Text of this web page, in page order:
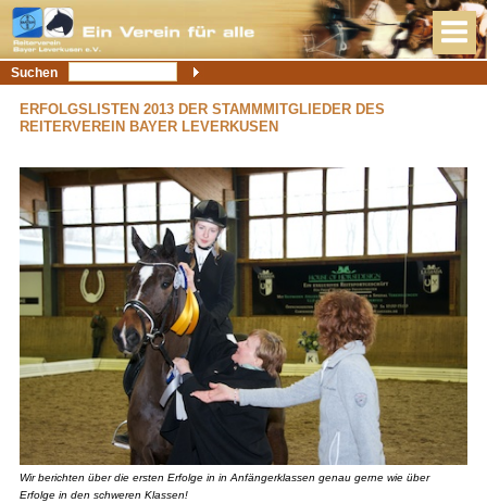
Suchen
ERFOLGSLISTEN 2013 DER STAMMMITGLIEDER DES
REITERVEREIN BAYER LEVERKUSEN
Wir berichten über die ersten Erfolge in in Anfängerklassen genau gerne wie über
Erfolge in den schweren Klassen!